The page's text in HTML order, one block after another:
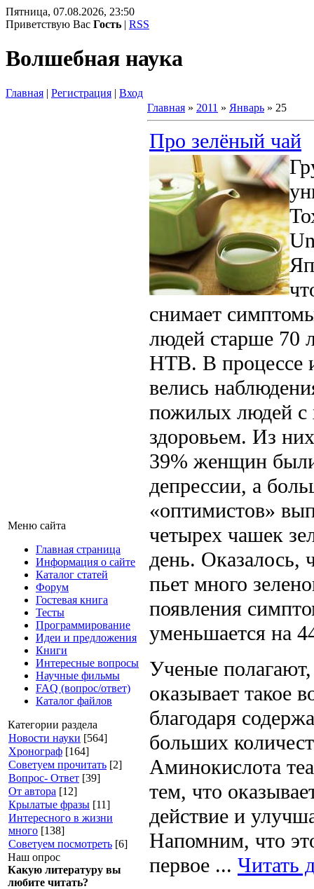
Пятница, 07.08.2026, 23:50
Приветствую Вас Гость | RSS
Волшебная наука
Главная | Регистрация | Вход
Меню сайта
Главная страница
Информация о сайте
Каталог статей
Форум
Гостевая книга
Тесты
Программирование
Идеи и предложения
Книги
Интересные вопросы
Научные фильмы
FAQ (вопрос/ответ)
Каталог файлов
Категории раздела
Новости науки [564]
Хронограф [164]
Советуем прочитать [2]
Вопрос- Ответ [39]
От автора [12]
Крылатые фразы [11]
Интересного в жизни
много [138]
Советуем посмотреть [6]
Наш опрос
Какую литературу вы
любите читать?
Главная » 2011 » Январь » 25
Про зелёный чай
снимает
людей старше 70
НТВ. В процессе
велись
пожилых людей
здоровьем. Из
39% женщин
депрессии, а
«оптимистов»
четырех чашек
день. Оказалось,
пьет много
появления
уменьшается на
Ученые
оказывает такое
благодаря
больших
Аминокислота
тем, что
действие и
Напомним, что
первое ... Читать